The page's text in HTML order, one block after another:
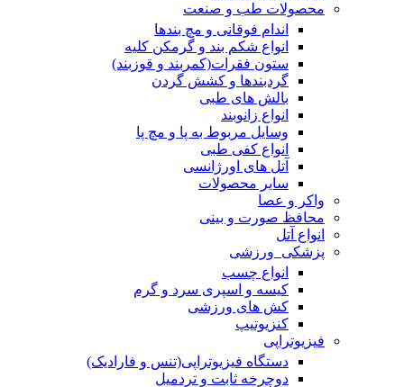
محصولات طب و صنعت
اندام فوقانی و مچ بندها
انواع شکم بند و گرمکن کلیه
ستون فقرات(کمربند و قوزبند)
گردبندها و کشش گردن
بالش های طبی
انواع زانوبند
وسایل مربوط به پا و مچ پا
انواع کفی طبی
آتل های اورژانسی
سایر محصولات
واکر و عصا
محافظ صورت و بینی
انواع آتل
پزشکی_ورزشی
انواع چسب
کیسه و اسپری سرد و گرم
کش های ورزشی
کنزیوتیپ
فیزیوتراپی
دستگاه فیزیوتراپی(تنس و فارادیک)
دوچرخه ثابت و تردمیل